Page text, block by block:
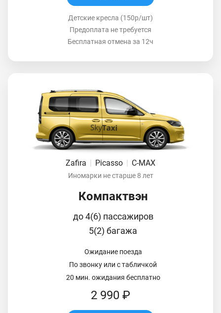
Детские кресла (150р/шт)
Предоплата не требуется
Бесплатная отмена за 12ч
Zafira | Picasso | C-MAX
Иномарки не старше 8 лет
Компактвэн
до 4(6) пассажиров
5(2) багажа
Ожидание поезда
По звонку или с табличкой
20 мин. ожидания бесплатно
2 990 ₽